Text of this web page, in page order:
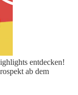
entdecken!
ab dem